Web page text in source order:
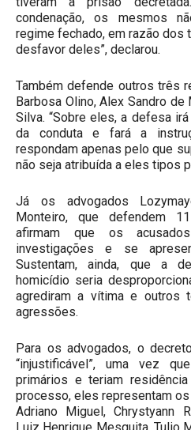
condenação, os mesmos
regime fechado, em razão
desfavor deles”, declarou.
Também defende outros três
Barbosa Olino, Alex Sandro
Silva. “Sobre eles, a defesa
da conduta e fará a
respondam apenas pelo que
não seja atribuída a eles tipos
Já os advogados
Monteiro, que defendem
afirmam que os
investigações e se
Sustentam, ainda, que a
homicídio seria
agrediram a vítima e outros
agressões.
Para os advogados, o
“injustificável”, uma vez
primários e teriam
processo, eles representam
Adriano Miguel, Chrystyann